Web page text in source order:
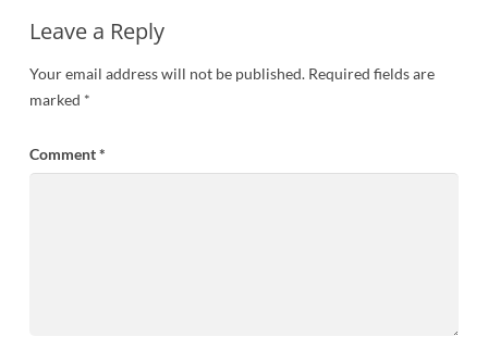
Leave a Reply
Your email address will not be published. Required fields are
marked *
Comment*